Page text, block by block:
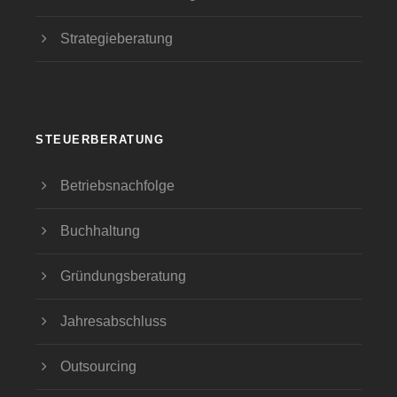
Strategieberatung
STEUERBERATUNG
Betriebsnachfolge
Buchhaltung
Gründungsberatung
Jahresabschluss
Outsourcing